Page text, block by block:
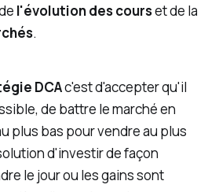
l'évolution des courset de la
.
DCAc'est d'accepter qu'il
de battre le marché en
plus bas pour vendre au plus
d'investir de façon
le jour ou les gains sont